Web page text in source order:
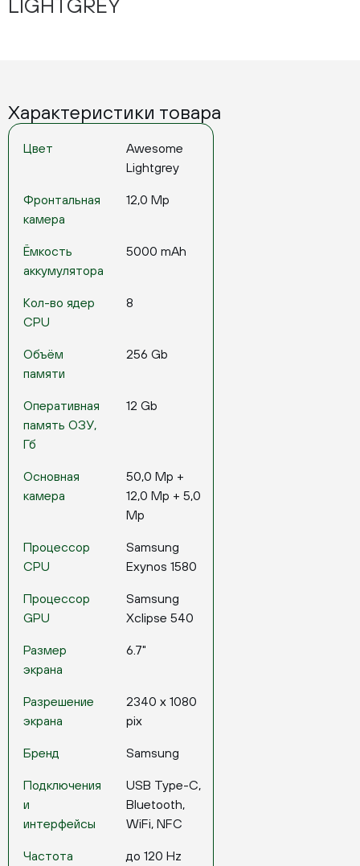
LIGHTGREY
Характеристики товара
Цвет
Awesome
Lightgrey
Фронтальная
камера
12,0 Mp
Ёмкость
аккумулятора
5000 mAh
Кол-во ядер
CPU
8
Объём
памяти
256 Gb
Оперативная
память ОЗУ,
Гб
12 Gb
Основная
камера
50,0 Mp +
12,0 Mp + 5,0
Mp
Процессор
CPU
Samsung
Exynos 1580
Процессор
GPU
Samsung
Xclipse 540
Размер
экрана
6.7"
Разрешение
экрана
2340 x 1080
pix
Бренд Samsung
Подключения
и
интерфейсы
USB Type-C,
Bluetooth,
WiFi, NFC
Частота
до 120 Hz